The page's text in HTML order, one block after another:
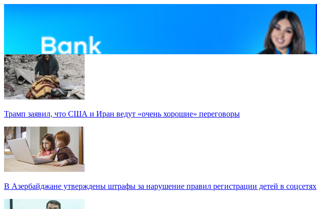
Трамп заявил, что США и Иран ведут «очень хорошие» переговоры
В Азербайджане утверждены штрафы за нарушение правил регистрации детей в соцсетях